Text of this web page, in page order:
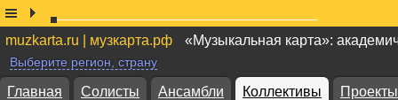
muzkarta.ru | музкарта.рф «Музыкальная карта»:
Выберите регион, страну
Главная Солисты Ансамбли Коллективы Проекты